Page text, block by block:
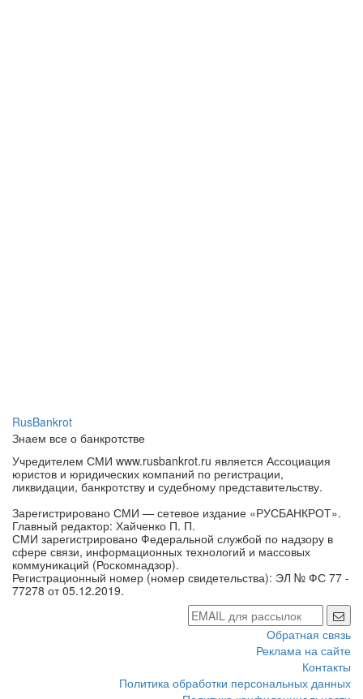
RusBankrot
Знаем все о банкротстве
Учредителем СМИ www.rusbankrot.ru является Ассоциация
юристов и юридических компаний по регистрации,
ликвидации, банкротству и судебному представительству.
Зарегистрировано СМИ — сетевое издание «РУСБАНКРОТ».
Главный редактор: Хайченко П. П.
СМИ зарегистрировано Федеральной службой по надзору в
сфере связи, информационных технологий и массовых
коммуникаций (Роскомнадзор).
Регистрационный номер (номер свидетельства): ЭЛ № ФС 77 -
77278 от 05.12.2019.
Обратная связь
Реклама на сайте
Контакты
Политика обработки персональных данных